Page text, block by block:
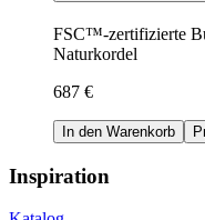
FSC™-zertifizierte
Naturkordel
687 €
In den Warenkorb
Inspiration